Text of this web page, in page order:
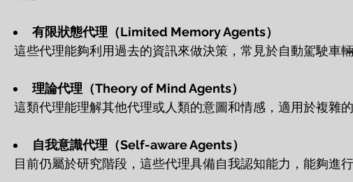
有限狀態代理（Limited Memory Agents）
這些代理能夠利用過去的資訊來做決策，常見於自動駕駛車
理論代理（Theory of Mind Agents）
這類代理能理解其他代理或人類的意圖和情感，適用於複雜
自我意識代理（Self-aware Agents）
目前仍屬於研究階段，這些代理具備自我認知能力，能夠進